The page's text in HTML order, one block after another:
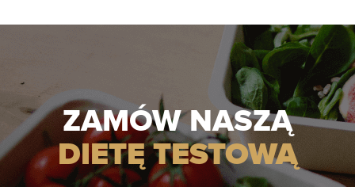
ZAMÓW NASZĄ
DIETĘ TESTOWĄ